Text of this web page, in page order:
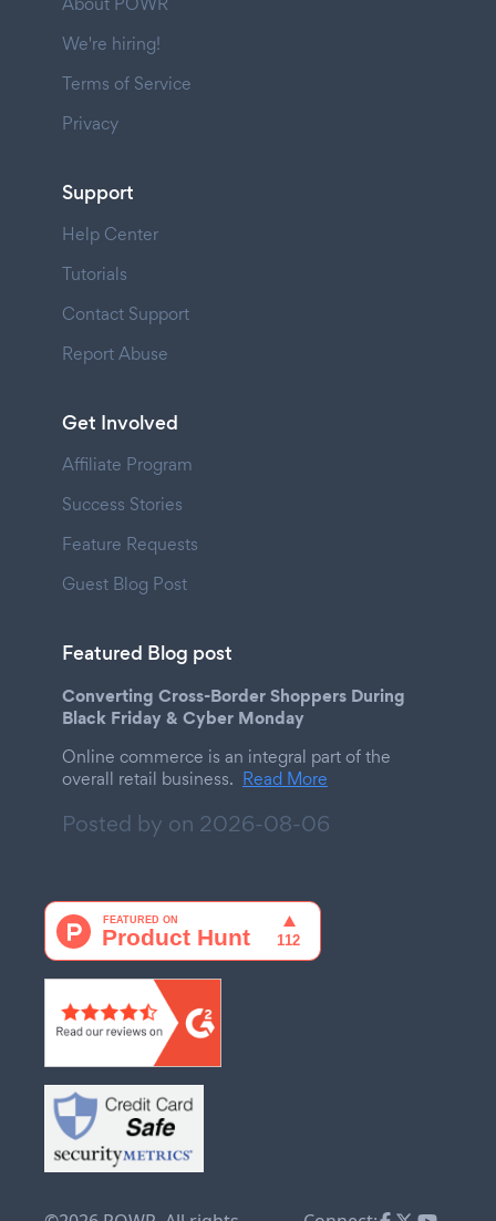
We're hiring!
Terms of Service
Privacy
Support
Help Center
Tutorials
Contact Support
Report Abuse
Get Involved
Affiliate Program
Success Stories
Feature Requests
Guest Blog Post
Featured Blog post
Converting Cross-Border Shoppers During
Black Friday & Cyber Monday
Online commerce is an integral part of the
overall retail business. Read More
Posted by on 2026-08-06